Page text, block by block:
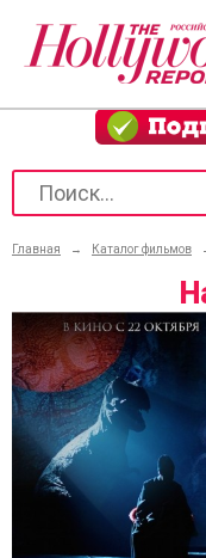
Главная → Каталог фильмов